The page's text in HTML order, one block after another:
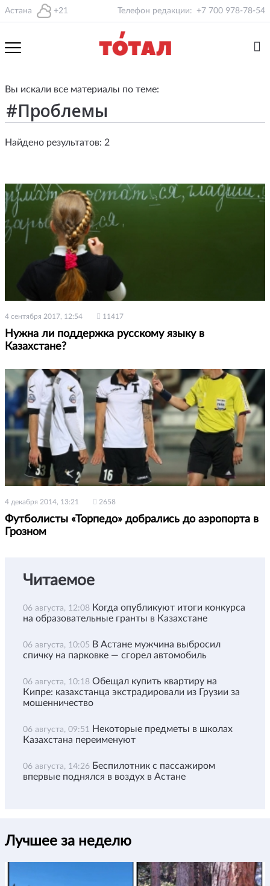
Астана +21 Телефон редакции: +7 700 978-78-54
Вы искали все материалы по теме:
Найдено результатов: 2
4 сентября 2017, 12:54 11417
Нужна ли поддержка русскому языку в
Казахстане?
4 декабря 2014, 13:21 2658
Футболисты «Торпедо» добрались до аэропорта в
Грозном
Читаемое
06 августа, 12:08 Когда опубликуют итоги конкурса
на образовательные гранты в Казахстане
06 августа, 10:05 В Астане мужчина выбросил
спичку на парковке — сгорел автомобиль
06 августа, 10:18 Обещал купить квартиру на
Кипре: казахстанца экстрадировали из Грузии за
мошенничество
06 августа, 09:51 Некоторые предметы в школах
Казахстана переименуют
06 августа, 14:26 Беспилотник с пассажиром
впервые поднялся в воздух в Астане
Лучшее за неделю